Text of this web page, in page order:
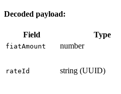
Decoded payload:
Field Type
fiatAmount number
rateId string (UUID)